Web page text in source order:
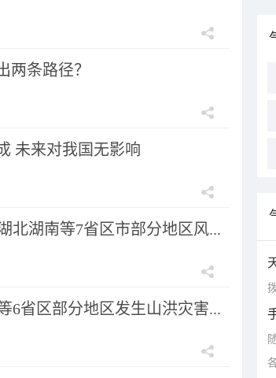
两条路径？
未来对我国无影响
北湖南等7省区市部分地区风...
6省区部分地区发生山洪灾害...